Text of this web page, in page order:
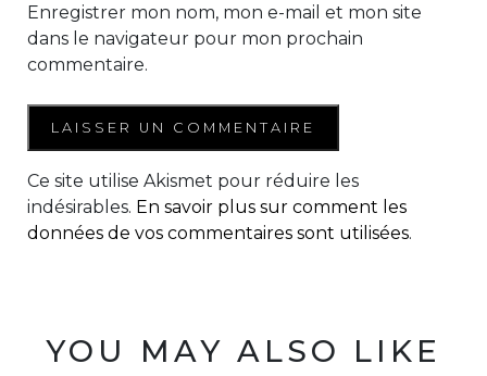
Enregistrer mon nom, mon e-mail et mon site
dans le navigateur pour mon prochain
commentaire.
Ce site utilise Akismet pour réduire les
indésirables. En savoir plus sur comment les
données de vos commentaires sont utilisées.
YOU MAY ALSO LIKE